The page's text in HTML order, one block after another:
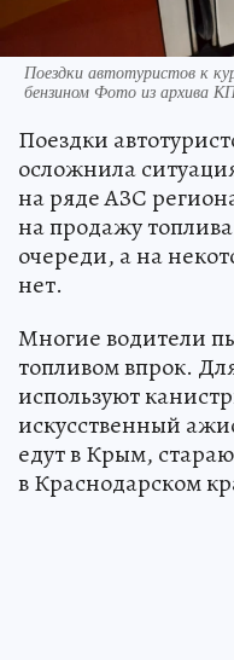
Поездки автотуристов к
бензином Фото из архива
Поездки
осложнила
на ряде АЗС
на продажу
очереди, а на
нет.
Многие водители
топливом впрок.
используют
искусственный
едут в Крым,
в Краснодарском